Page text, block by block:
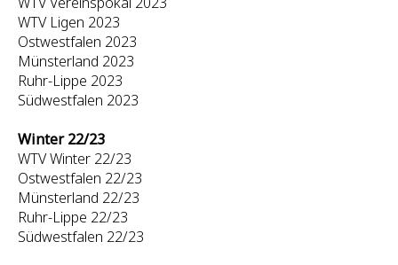
WTV Ligen 2023
Ostwestfalen 2023
Münsterland 2023
Ruhr-Lippe 2023
Südwestfalen 2023
Winter 22/23
WTV Winter 22/23
Ostwestfalen 22/23
Münsterland 22/23
Ruhr-Lippe 22/23
Südwestfalen 22/23